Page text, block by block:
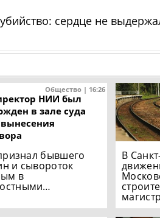
сердце не
Общество | 16:26
НИИ был
в зале суда
бывшего
и сывороток
в
В